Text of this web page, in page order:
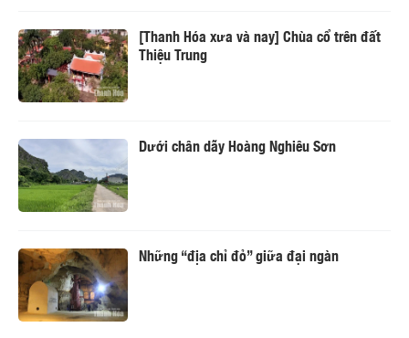
[Thanh Hóa xưa và nay] Chùa cổ trên đất
Thiệu Trung
Dưới chân dãy Hoàng Nghiêu Sơn
Những “địa chỉ đỏ” giữa đại ngàn